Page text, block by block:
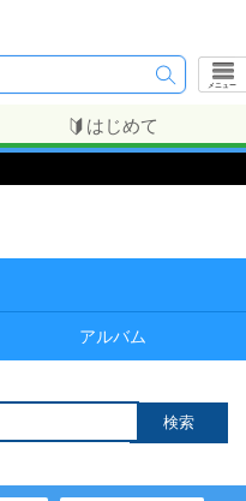
メニュー
はじめて
アルバム